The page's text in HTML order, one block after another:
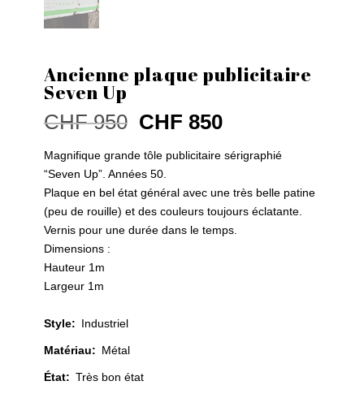
Ancienne plaque publicitaire
Seven Up
CHF950 Le
initial
était :
CHF 950.
CHF 850Le
actuel
CHF 850.
Magnifique grande tôle publicitaire sérigraphié
“Seven Up”. Années 50.
Plaque en bel état général avec une très belle patine
(peu de rouille) et des couleurs toujours éclatante.
Vernis pour une durée dans le temps.
Dimensions :
Hauteur 1m
Largeur 1m
Style: Industriel
Matériau: Métal
État: Très bon état